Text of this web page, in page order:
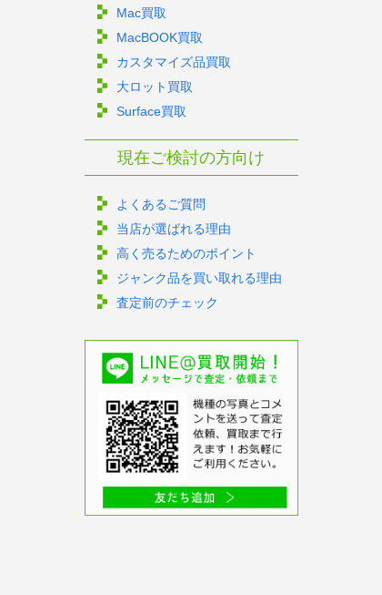
Mac買取
MacBOOK買取
カスタマイズ品買取
大ロット買取
Surface買取
現在ご検討の方向け
よくあるご質問
当店が選ばれる理由
高く売るためのポイント
ジャンク品を買い取れる理由
査定前のチェック